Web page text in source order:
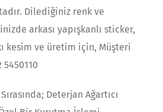
Dilediğiniz renk ve
arkası yapışkanlı sticker,
kesim ve üretim için, Müşteri
Deterjan Ağartıcı